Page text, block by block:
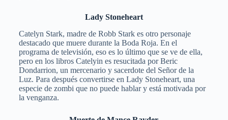
Lady Stoneheart
Catelyn Stark, madre de Robb Stark es otro personaje
destacado que muere durante la Boda Roja. En el
programa de televisión, eso es lo último que se ve de ella,
pero en los libros Catelyin es resucitada por Beric
Dondarrion, un mercenario y sacerdote del Señor de la
Luz. Para después convertirse en Lady Stoneheart, una
especie de zombi que no puede hablar y está motivada por
la venganza.